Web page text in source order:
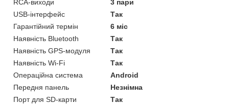
RCA-виходи
3 пари
USB-інтерфейс
Так
Гарантійний термін
6 міс
Наявність Bluetooth
Так
Наявність GPS-модуля
Так
Наявність Wi-Fi
Так
Операційна система
Android
Передня панель
Незнімна
Порт для SD-карти
Так